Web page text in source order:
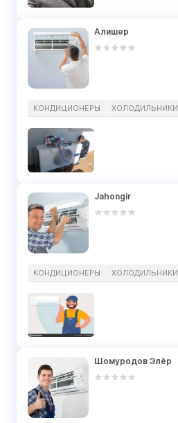
Алишер
КОНДИЦИОНЕРЫ ХОЛОДИЛЬНИКИ
Jahongir
КОНДИЦИОНЕРЫ ХОЛОДИЛЬНИКИ
Шомуродов Элёр